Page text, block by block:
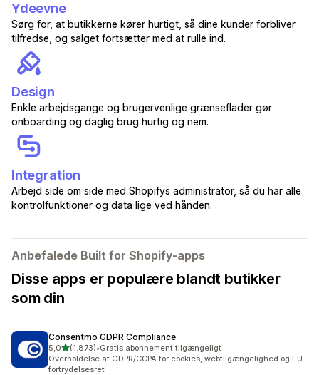
Ydeevne
Sørg for, at butikkerne kører hurtigt, så dine kunder forbliver
tilfredse, og salget fortsætter med at rulle ind.
Design
Enkle arbejdsgange og brugervenlige grænseflader gør
onboarding og daglig brug hurtig og nem.
Integration
Arbejd side om side med Shopifys administrator, så du har alle
kontrolfunktioner og data lige ved hånden.
Anbefalede Built for Shopify-apps
Disse apps er populære blandt butikker
som din
Consentmo GDPR Compliance
5,0ud af 5 stjerner
(1.873)
1873 anmeldelser i alt
•Gratis abonnement tilgængeligt
Overholdelse af GDPR/CCPA for cookies, webtilgængelighed og EU-
fortrydelsesret